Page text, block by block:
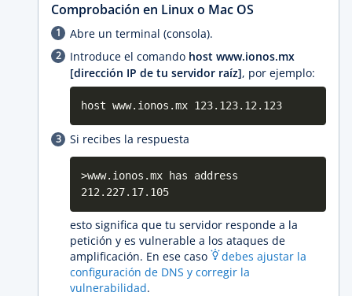
Comprobación en Linux o Mac OS
Abre un terminal (consola).
Introduce el comando host www.ionos.mx
[dirección IP de tu servidor raíz], por ejemplo:
host www.ionos.mx 123.123.12.123
Si recibes la respuesta
>www.ionos.mx has address
212.227.17.105
esto significa que tu servidor responde a la
petición y es vulnerable a los ataques de
amplificación. En ese caso
debes ajustar la
configuración de DNS y corregir la
vulnerabilidad.